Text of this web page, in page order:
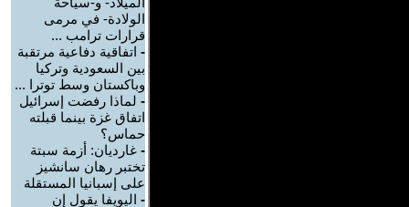
الولادة- في مرمى
قرارات ترامب ...
- اتفاقية دفاعية مرتقبة
بين السعودية وتركيا
وباكستان وسط توترا ...
- لماذا رفضت إسرائيل
اتفاق غزة بينما قبلته
حماس؟
- غارديان: أزمة سبتة
تختبر رهان سانشيز
على إسبانيا المستقلة
- اليويفا يقول إن